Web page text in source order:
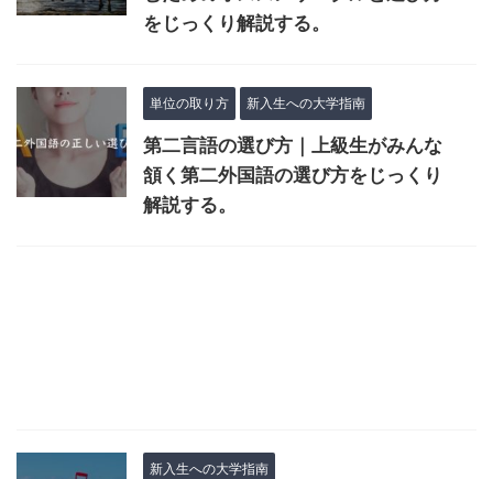
をじっくり解説する。
単位の取り方 新入生への大学指南
第二言語の選び方｜上級生がみんな
頷く第二外国語の選び方をじっくり
解説する。
新入生への大学指南